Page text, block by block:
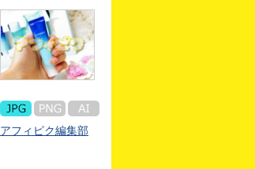
アフィピク編集部